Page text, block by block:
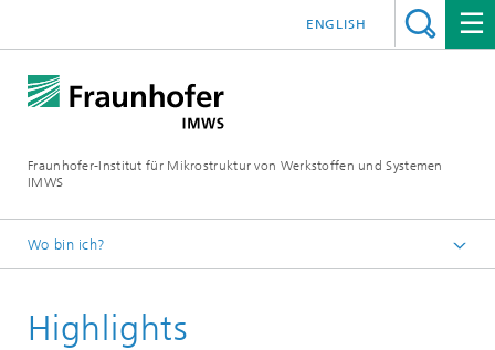
Fraunhofer-Institut für Mikrostruktur von Werkstoffen und Systemen
IMWS
ENGLISH
Wo bin ich?
Kompetenzfelder
Highlights